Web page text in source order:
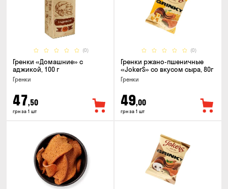
(0)
Гренки «Домашние» с
аджикой, 100 г
Гренки
47,50
грн за 1 шт
(0)
Гренки ржано-пшеничные
«JokerS» со вкусом сыра, 80г
Гренки
49,00
грн за 1 шт